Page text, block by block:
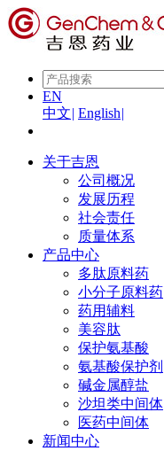
EN
中文| English|
关于吉恩
公司概况
发展历程
社会责任
质量体系
产品中心
多肽原料药
小分子原料药
药用辅料
美容肽
保护氨基酸
氨基酸保护剂
碱金属醇盐
沙坦类中间体
医药中间体
新闻中心